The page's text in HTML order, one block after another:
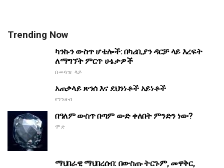
Trending Now
ካንኩን ውስጥ ሆቴሎች: በካሪቢያን ዳርቻ ላይ እረፍት
ለማግኘት ምርጥ ሁኔታዎች
በመጓዝ ላይ
አጠቃላይ ጽንሰ እና ደህንነቶች አይነቶች
የገንዘብ
በዓለም ውስጥ በጣም ውድ ቀለበት ምንድን ነው?
ሞድ
ማህበራዊ ማህበረሰብ: በውስጡ ትርጉም, መዋቅር,